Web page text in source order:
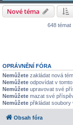
Nové téma
648 témat
OPRÁVNĚNÍ FÓRA
Nemůžete zakládat nová
Nemůžete odpovídat v
Nemůžete upravovat své
Nemůžete mazat své
Nemůžete přikládat soubory
Obsah fóra